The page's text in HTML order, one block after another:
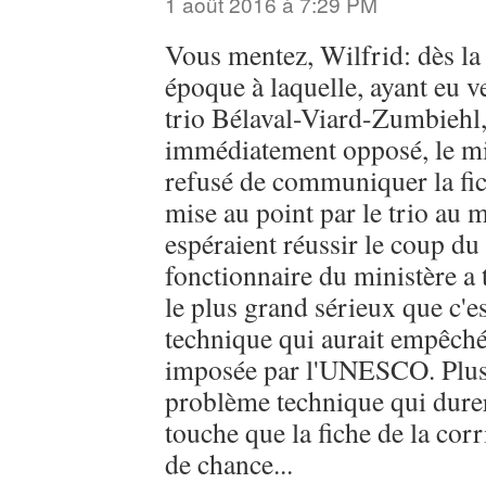
Vous mentez, Wilfrid: dès
époque à laquelle, ayant eu
trio Bélaval-Viard-
immédiatement opposé, le
refusé de communiquer la
mise au point par le trio au
espéraient réussir le coup
fonctionnaire du ministère a
le plus grand sérieux que
technique qui aurait
imposée par l'UNESCO.
problème technique qui
touche que la fiche de la
de chance...